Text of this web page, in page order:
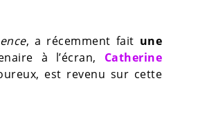
, a récemment fait une
à l’écran, Catherine
est revenu sur cette